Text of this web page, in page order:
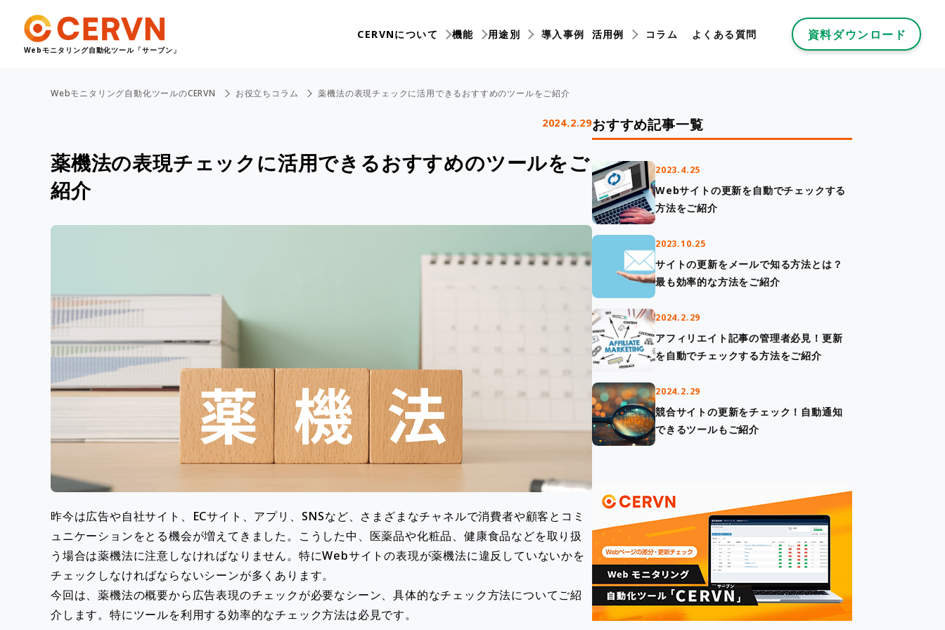
Webモニタリング自動化ツール 「サーブン」
CERVNについて 機能 用途別 導入事例 活用例 コラム よくある質問 資料ダウンロード
Webモニタリング自動化ツールのCERVN お役立ちコラム 薬機法の表現チェックに活用できるおすすめのツールをご紹介
2024.2.29
薬機法の表現チェックに活用できるおすすめのツールをご
紹介
昨今は広告や自社サイト、ECサイト、アプリ、SNSなど、さまざまなチャネルで消費者や顧客とコミ
ュニケーションをとる機会が増えてきました。こうした中、医薬品や化粧品、健康食品などを取り扱
う場合は薬機法に注意しなければなりません。特にWebサイトの表現が薬機法に違反していないかを
チェックしなければならないシーンが多くあります。
今回は、薬機法の概要から広告表現のチェックが必要なシーン、具体的なチェック方法についてご紹
介します。特にツールを利用する効率的なチェック方法は必見です。
おすすめ記事一覧
2023.4.25
Webサイトの更新を自動でチェックする
方法をご紹介
2023.10.25
サイトの更新をメールで知る方法とは？
最も効率的な方法をご紹介
2024.2.29
アフィリエイト記事の管理者必見！更新
を自動でチェックする方法をご紹介
2024.2.29
競合サイトの更新をチェック！自動通知
できるツールもご紹介